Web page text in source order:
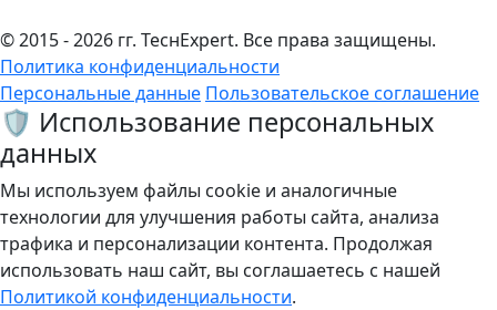
© 2015 - 2026 гг. ТеcнExpert. Все права защищены.
Политика конфиденциальности
Персональные данные Пользовательское соглашение
🛡️ Использование персональных
данных
Мы используем файлы cookie и аналогичные
технологии для улучшения работы сайта, анализа
трафика и персонализации контента. Продолжая
использовать наш сайт, вы соглашаетесь с нашей
Политикой конфиденциальности.